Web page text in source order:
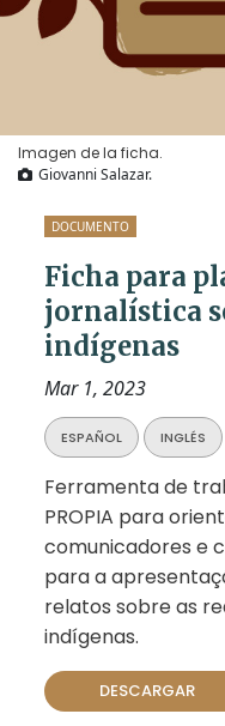
Imagen de la ficha.
Giovanni Salazar.
DOCUMENTO
Ficha para
jornalística
indígenas
Mar 1, 2023
ESPAÑOL INGLÉS
Ferramenta de
PROPIA para
comunicadores e
para a
relatos sobre as
indígenas.
DESCARGAR